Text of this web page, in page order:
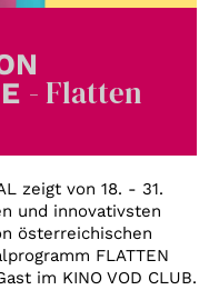
- Flatten
zeigt von 18. - 31.
und innovativsten
österreichischen
FLATTEN
im KINO VOD CLUB.